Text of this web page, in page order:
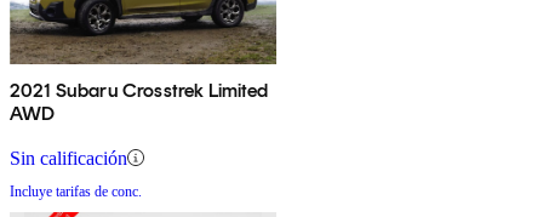
2021 Subaru Crosstrek Limited
AWD
Sin calificación
Incluye tarifas de conc.